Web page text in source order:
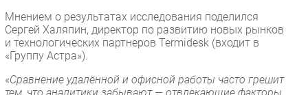
Мнением о результатах исследования поделился
Сергей Халяпин, директор по развитию новых рынков
и технологических партнеров Termidesk (входит в
«Группу Астра»).
«Сравнение удалённой и офисной работы часто грешит
тем, что аналитики забывают — отвлекающие факторы